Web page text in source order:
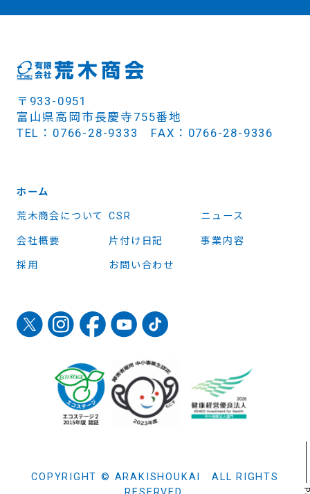
〒933-0951
富山県高岡市長慶寺755番地
TEL：0766-28-9333 FAX：0766-28-9336
ホーム
荒木商会について CSR ニュース
会社概要 片付け日記 事業内容
採用 お問い合わせ
COPYRIGHT © ARAKISHOUKAI ALL RIGHTS